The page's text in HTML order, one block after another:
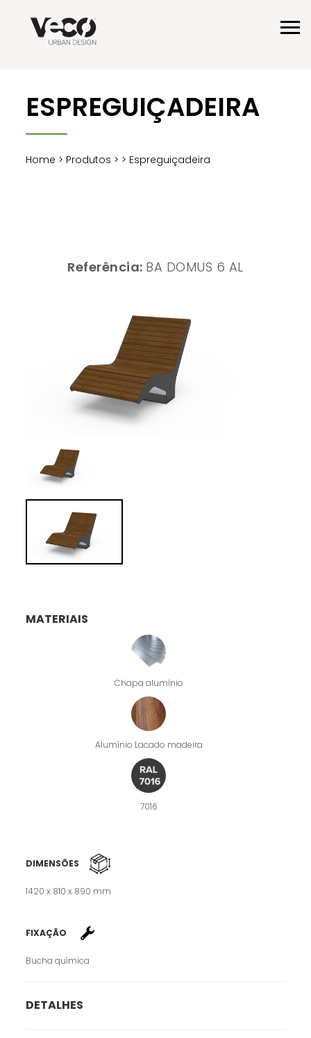
ESPREGUIÇADEIRA
Home > Produtos > > Espreguiçadeira
Referência: BA DOMUS 6 AL
MATERIAIS
Chapa alumínio
Alumínio Lacado madeira
7016
DIMENSÕES
1420 x 810 x 890 mm
FIXAÇÃO
Bucha química
DETALHES